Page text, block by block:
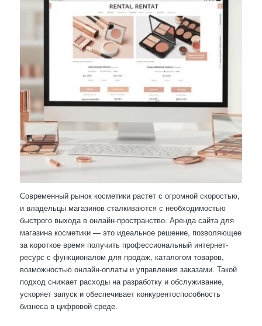
Современный рынок косметики растет с огромной скоростью,
и владельцы магазинов сталкиваются с необходимостью
быстрого выхода в онлайн-пространство. Аренда сайта для
магазина косметики — это идеальное решение, позволяющее
за короткое время получить профессиональный интернет-
ресурс с функционалом для продаж, каталогом товаров,
возможностью онлайн-оплаты и управления заказами. Такой
подход снижает расходы на разработку и обслуживание,
ускоряет запуск и обеспечивает конкурентоспособность
бизнеса в цифровой среде.